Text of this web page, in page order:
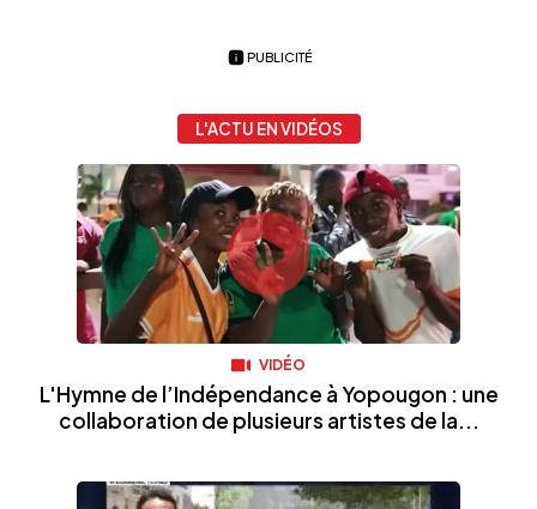
PUBLICITÉ
L'ACTU EN VIDÉOS
VIDÉO
L'Hymne de l’Indépendance à Yopougon : une
collaboration de plusieurs artistes de la...